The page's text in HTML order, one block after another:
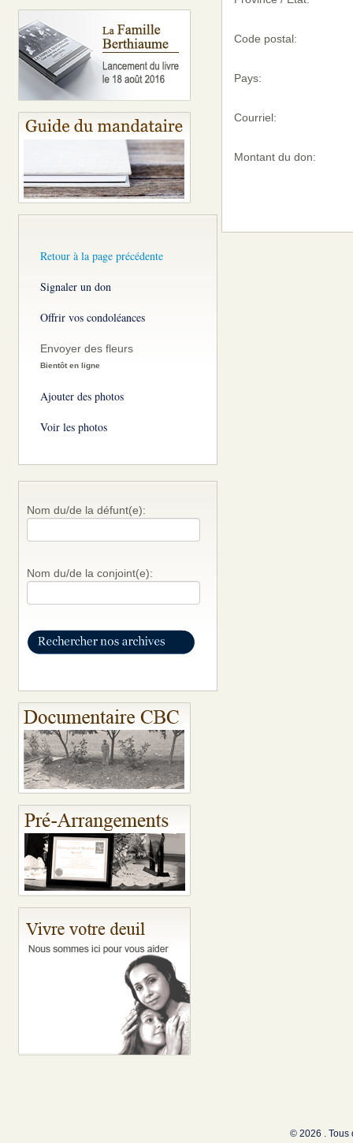
Retour à la page précédente
Signaler un don
Offrir vos condoléances
Envoyer des fleurs
Bientôt en ligne
Ajouter des photos
Voir les photos
Nom du/de la défunt(e):
Nom du/de la conjoint(e):
Code postal:
Pays:
Courriel:
Montant du don:
© 2026 . Tous